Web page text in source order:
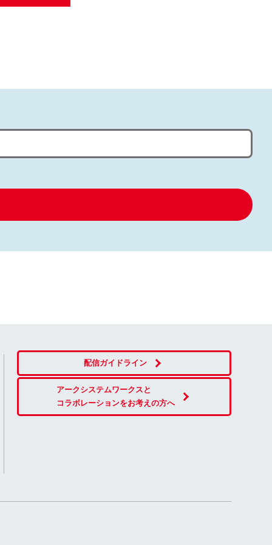
配信ガイドライン
アークシステムワークスと
コラボレーションをお考えの方へ